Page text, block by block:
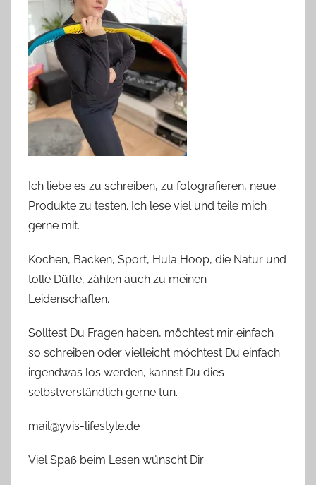
Ich liebe es zu schreiben, zu fotografieren, neue
Produkte zu testen. Ich lese viel und teile mich
gerne mit.
Kochen, Backen, Sport, Hula Hoop, die Natur und
tolle Düfte, zählen auch zu meinen
Leidenschaften.
Solltest Du Fragen haben, möchtest mir einfach
so schreiben oder vielleicht möchtest Du einfach
irgendwas los werden, kannst Du dies
selbstverständlich gerne tun.
mail@yvis-lifestyle.de
Viel Spaß beim Lesen wünscht Dir